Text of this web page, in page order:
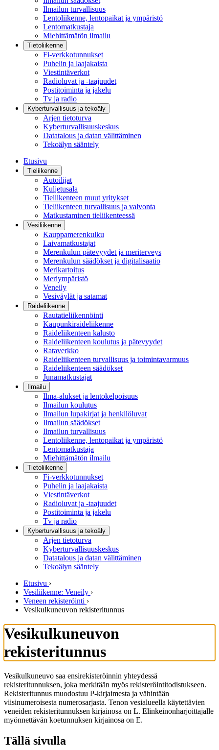
Ilmailun turvallisuus
Lentoliikenne, lentopaikat ja ympäristö
Lentomatkustaja
Miehittämätön ilmailu
Tietoliikenne
Fi-verkkotunnukset
Puhelin ja laajakaista
Viestintäverkot
Radioluvat ja -taajuudet
Postitoiminta ja jakelu
Tv ja radio
Kyberturvallisuus ja tekoäly
Arjen tietoturva
Kyberturvallisuuskeskus
Datatalous ja datan välittäminen
Tekoälyn sääntely
Etusivu
Tieliikenne
Autoilijat
Kuljetusala
Tieliikenteen muut yritykset
Tieliikenteen turvallisuus ja valvonta
Matkustaminen tieliikenteessä
Vesiliikenne
Kauppamerenkulku
Laivamatkustajat
Merenkulun pätevyydet ja meriterveys
Merenkulun säädökset ja digitalisaatio
Merikartoitus
Meriympäristö
Veneily
Vesiväylät ja satamat
Raideliikenne
Rautatieliikennöinti
Kaupunkiraideliikenne
Raideliikenteen kalusto
Raideliikenteen koulutus ja pätevyydet
Rataverkko
Raideliikenteen turvallisuus ja toimintavarmuus
Raideliikenteen säädökset
Junamatkustajat
Ilmailu
Ilma-alukset ja lentokelpoisuus
Ilmailun koulutus
Ilmailun lupakirjat ja henkilöluvat
Ilmailun säädökset
Ilmailun turvallisuus
Lentoliikenne, lentopaikat ja ympäristö
Lentomatkustaja
Miehittämätön ilmailu
Tietoliikenne
Fi-verkkotunnukset
Puhelin ja laajakaista
Viestintäverkot
Radioluvat ja -taajuudet
Postitoiminta ja jakelu
Tv ja radio
Kyberturvallisuus ja tekoäly
Arjen tietoturva
Kyberturvallisuuskeskus
Datatalous ja datan välittäminen
Tekoälyn sääntely
Etusivu ›
Vesiliikenne: Veneily ›
Veneen rekisteröinti ›
Vesikulkuneuvon rekisteritunnus
Vesikulkuneuvon
rekisteritunnus
Vesikulkuneuvo saa ensirekisteröinnin yhteydessä
rekisteritunnuksen, joka merkitään myös rekisteröintitodistukseen.
Rekisteritunnus muodostuu P-kirjaimesta ja vähintään
viisinumeroisesta numerosarjasta. Tenon vesialueella käytettävien
veneiden rekisteritunnuksen kirjainosa on L. Elinkeinonharjoittajalle
myönnettävän koetunnuksen kirjainosa on E.
Tällä sivulla